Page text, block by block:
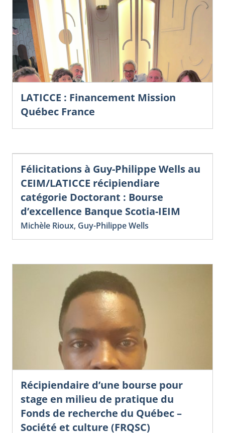
LATICCE : Financement Mission
Québec France
Félicitations à Guy-Philippe Wells au
CEIM/LATICCE récipiendiare
catégorie Doctorant : Bourse
d’excellence Banque Scotia-IEIM
Michèle Rioux, Guy-Philippe Wells
Récipiendaire d’une bourse pour
stage en milieu de pratique du
Fonds de recherche du Québec –
Société et culture (FRQSC)